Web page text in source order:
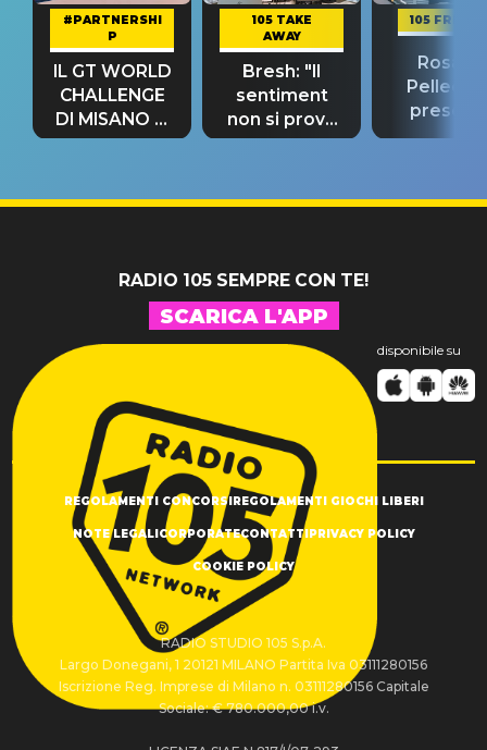
#PARTNERSHI
P
IL GT WORLD
CHALLENGE
DI MISANO si
riconferma
105 TAKE
AWAY
Bresh: "Il
sentiment
non si prova
fino alla notte
105
Rosario
“Così
RADIO 105 SEMPRE CON TE!
SCARICA L'APP
disponibile su
REGOLAMENTI CONCORSIREGOLAMENTI GIOCHI LIBERI
NOTE LEGALICORPORATECONTATTIPRIVACY POLICY
COOKIE POLICY
RADIO STUDIO 105 S.p.A.
Largo Donegani, 1 20121 MILANO Partita Iva 03111280156
Iscrizione Reg. Imprese di Milano n. 03111280156 Capitale
Sociale: € 780.000,00 i.v.